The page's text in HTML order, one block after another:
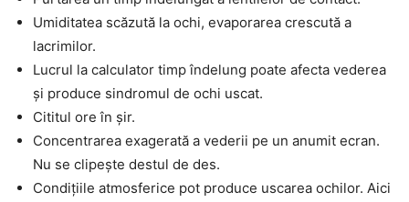
Umiditatea scăzută la ochi, evaporarea crescută a
lacrimilor.
Lucrul la calculator timp îndelung poate afecta vederea
și produce sindromul de ochi uscat.
Cititul ore în șir.
Concentrarea exagerată a vederii pe un anumit ecran.
Nu se clipește destul de des.
Condițiile atmosferice pot produce uscarea ochilor. Aici